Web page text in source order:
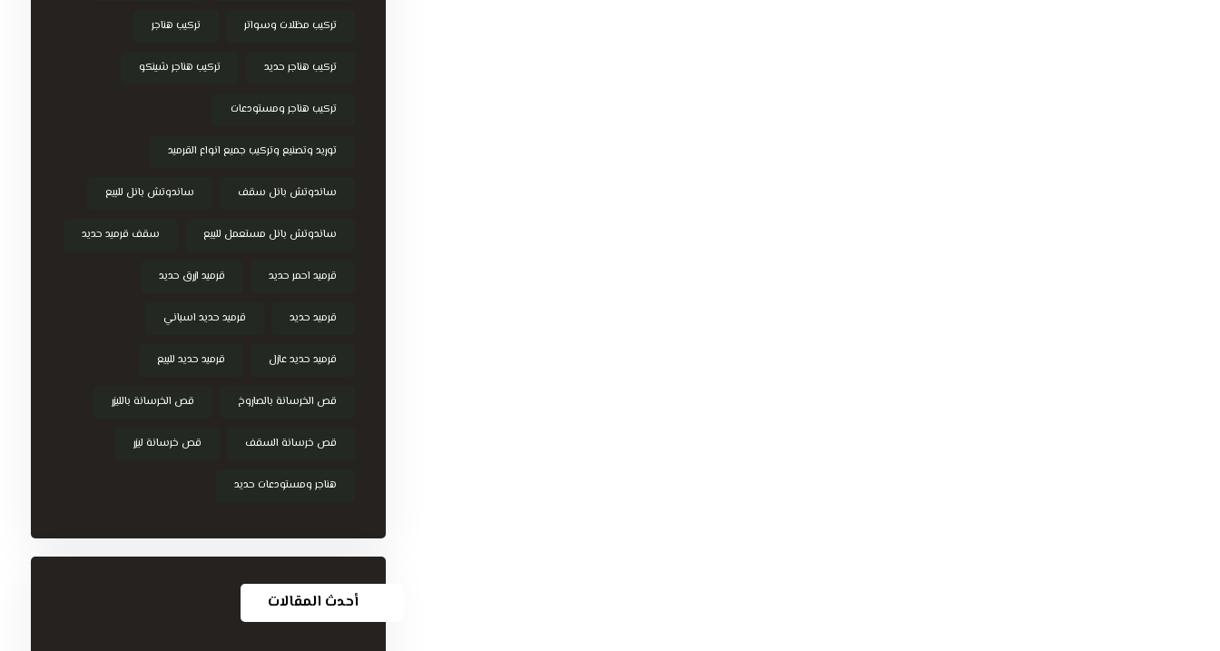
تركيب مظلات وسواتر تركيب هناجر
تركيب هناجر حديد تركيب هناجر شينكو
تركيب هناجر ومستودعات
توريد وتصنيع وتركيب جميع انواع القرميد
ساندوتش بانل سقف ساندوتش بانل للبيع
ساندوتش بانل مستعمل للبيع سقف قرميد حديد
قرميد احمر حديد قرميد ازرق حديد
قرميد حديد قرميد حديد اسباني
قرميد حديد عازل قرميد حديد للبيع
قص الخرسانة بالصاروخ قص الخرسانة بالليزر
قص خرسانة السقف قص خرسانة ليزر
هناجر ومستودعات حديد
أحدث المقالات